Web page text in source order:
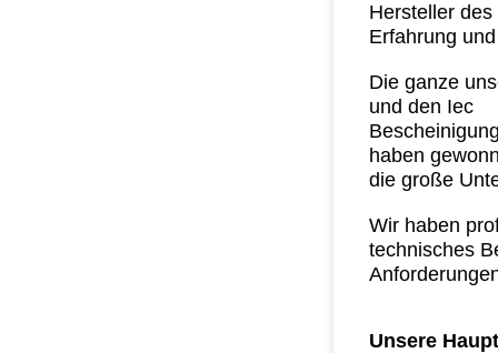
Hersteller
Erfahrung
Die ganze
und den Iec
haben
die große
Wir haben
technisches
Unsere